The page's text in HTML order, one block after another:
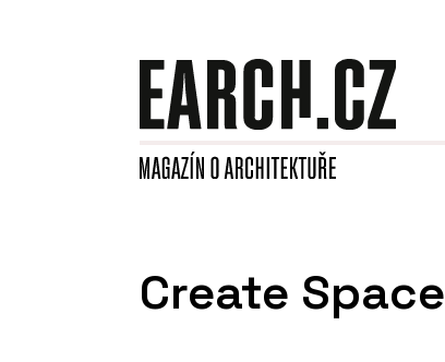
Create Space